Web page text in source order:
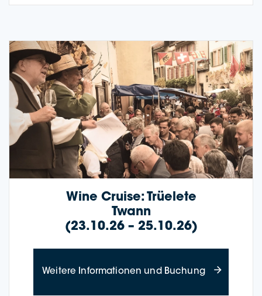
Wine Crui­se: Trüele­te
Twann
(23.10.26 – 25.10.26)
Wei­te­re Infor­ma­tio­nen und Buchungabout Wine